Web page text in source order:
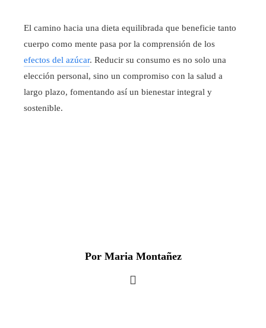
El camino hacia una dieta equilibrada que beneficie tanto
cuerpo como mente pasa por la comprensión de los
efectos del azúcar. Reducir su consumo es no solo una
elección personal, sino un compromiso con la salud a
largo plazo, fomentando así un bienestar integral y
sostenible.
Por Maria Montañez